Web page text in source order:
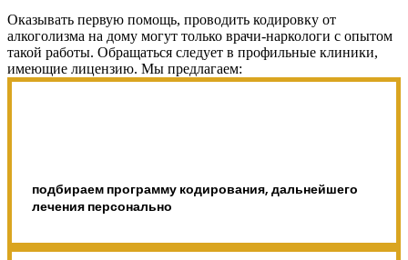
Оказывать первую помощь, проводить кодировку от
алкоголизма на дому могут только врачи-наркологи с опытом
такой работы. Обращаться следует в профильные клиники,
имеющие лицензию. Мы предлагаем:
подбираем программу кодирования, дальнейшего
лечения персонально